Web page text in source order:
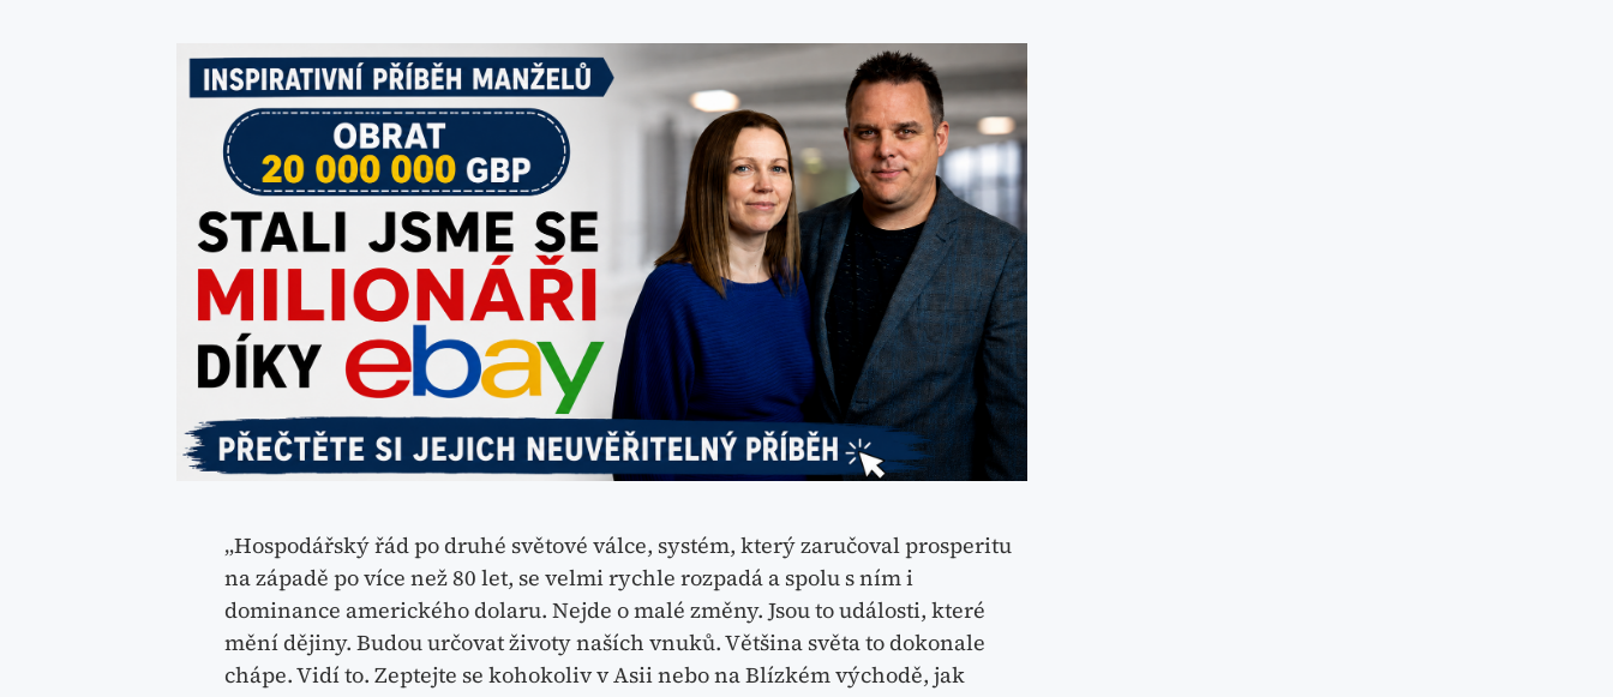
„Hospodářský řád po druhé světové válce, systém, který zaručoval prosperitu
na západě po více než 80 let, se velmi rychle rozpadá a spolu s ním i
dominance amerického dolaru. Nejde o malé změny. Jsou to události, které
mění dějiny. Budou určovat životy naších vnuků. Většina světa to dokonale
chápe. Vidí to. Zeptejte se kohokoliv v Asii nebo na Blízkém východě, jak